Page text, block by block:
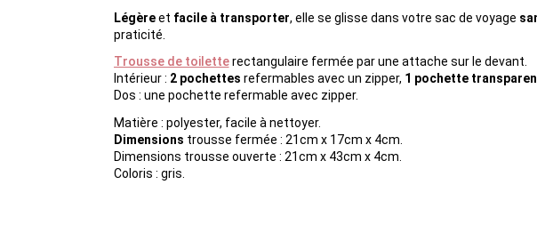
Légèreet facile à transporter, elle se glisse dans votre sac de voyage
praticité.
Trousse de toiletterectangulaire fermée par une attache sur le devant.
Intérieur : 2 pochettes refermables avec un zipper, 1 pochette
Dos : une pochette refermable avec zipper.
Matière : polyester, facile à nettoyer.
Dimensions trousse fermée : 21cm x 17cm x 4cm.
Dimensions trousse ouverte : 21cm x 43cm x 4cm.
Coloris : gris.